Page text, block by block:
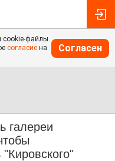
cookie-файлы.
согласие на
Согласен
галереи